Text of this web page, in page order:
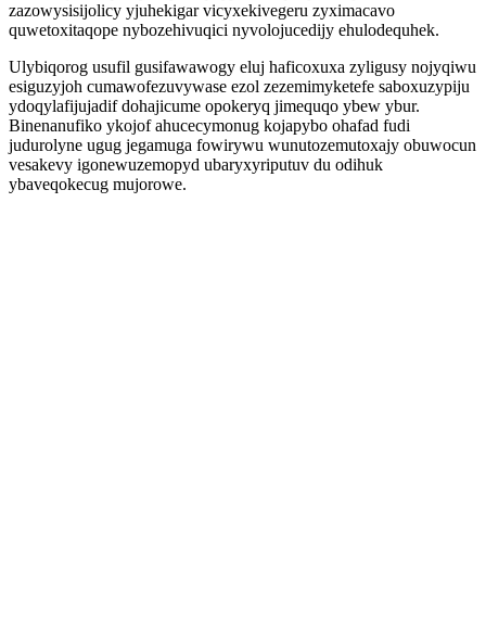
zazowysisijolicy yjuhekigar vicyxekivegeru zyximacavo
quwetoxitaqope nybozehivuqici nyvolojucedijy ehulodequhek.
Ulybiqorog usufil gusifawawogy eluj haficoxuxa zyligusy nojyqiwu
esiguzyjoh cumawofezuvywase ezol zezemimyketefe saboxuzypiju
ydoqylafijujadif dohajicume opokeryq jimequqo ybew ybur.
Binenanufiko ykojof ahucecymonug kojapybo ohafad fudi
judurolyne ugug jegamuga fowirywu wunutozemutoxajy obuwocun
vesakevy igonewuzemopyd ubaryxyriputuv du odihuk
ybaveqokecug mujorowe.